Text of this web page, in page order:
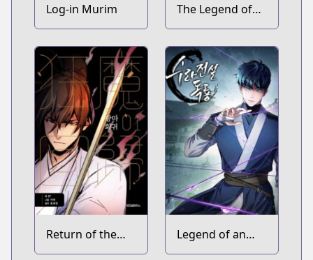
Log-in Murim
The Legend of
the Northern
Blade
Return of the
Mad Demon
Legend of an
Asura: The